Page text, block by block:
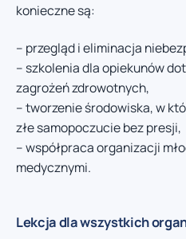
konieczne są:
– przegląd i eliminacja
– szkolenia dla opiekunów
zagrożeń zdrowotnych,
– tworzenie środowiska, w
złe samopoczucie bez presji,
– współpraca organizacji
medycznymi.
Lekcja dla wszystkich